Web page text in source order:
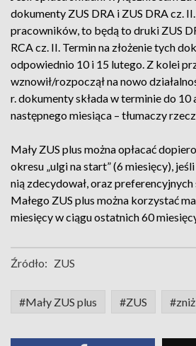
dokumenty ZUS DRA i ZUS DRA cz.
pracowników, to będą to druki ZUS
RCA cz. II. Termin na złożenie tych
odpowiednio 10 i 15 lutego. Z kolei
wznowił/rozpoczął na nowo
r. dokumenty składa w terminie do 10
następnego miesiąca – tłumaczy
Mały ZUS plus można opłacać
okresu „ulgi na start” (6 miesięcy),
nią zdecydował, oraz preferencyjnych
Małego ZUS plus można korzystać
miesięcy w ciągu ostatnich 60
Źródło: ZUS
#Mały ZUS plus #ZUS